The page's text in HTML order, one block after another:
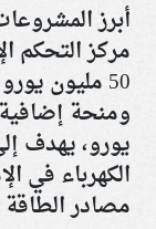
أبرز
مركز التحكم
50 مليون
يورو، يهدف
الكهرباء في
مصادر